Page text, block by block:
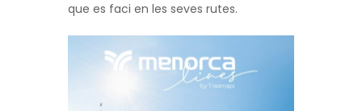
que es faci en les seves rutes.